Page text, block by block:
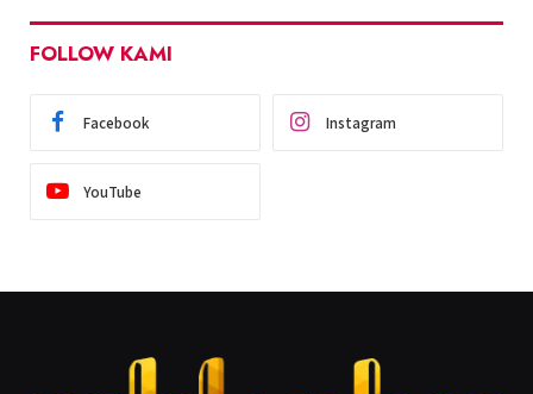
FOLLOW KAMI
Facebook Instagram
YouTube